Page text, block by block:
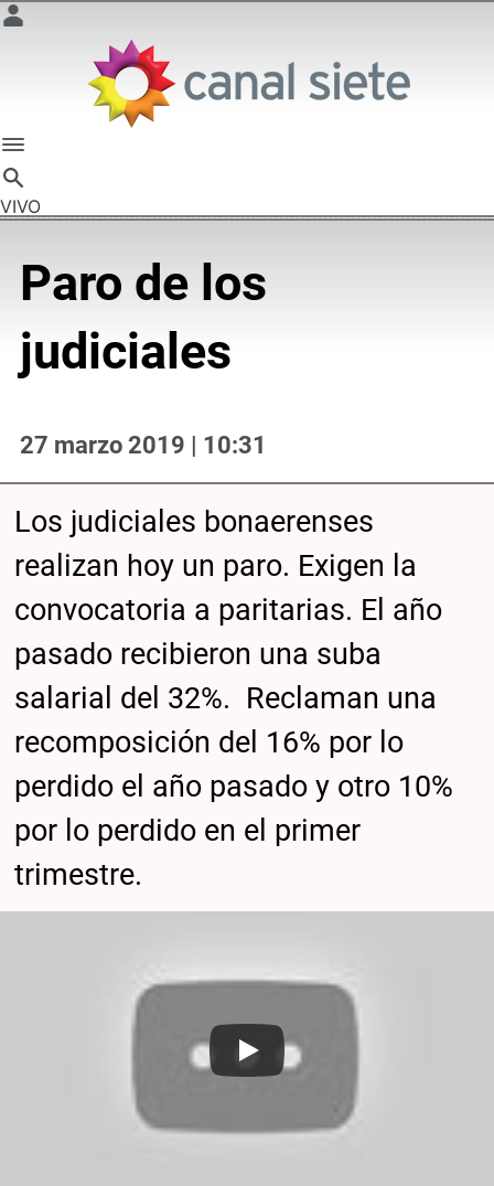
VIVO
Paro de los
judiciales
27 marzo 2019 | 10:31
Los judiciales bonaerenses
realizan hoy un paro. Exigen la
convocatoria a paritarias. El año
pasado recibieron una suba
salarial del 32%. Reclaman una
recomposición del 16% por lo
perdido el año pasado y otro 10%
por lo perdido en el primer
trimestre.